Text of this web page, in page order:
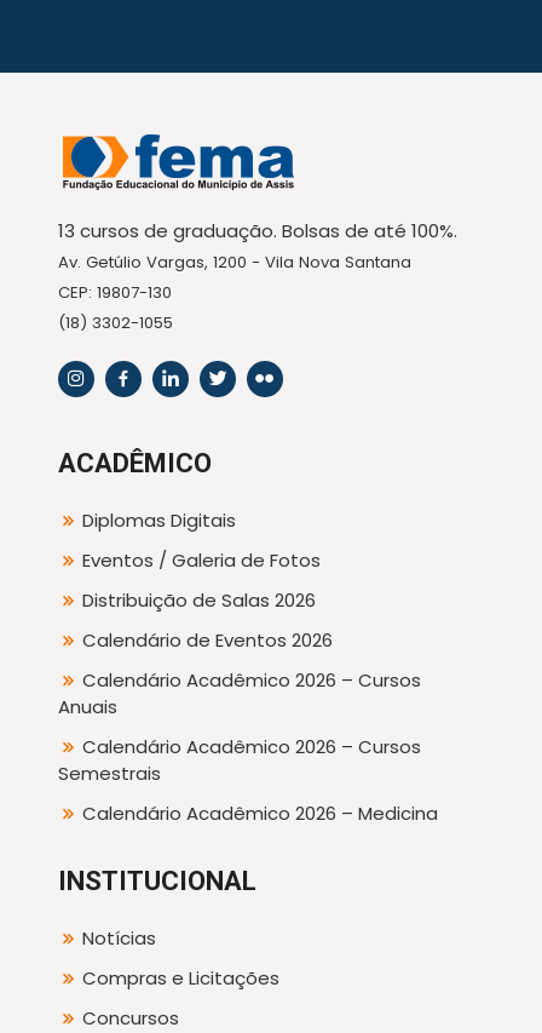
13 cursos de graduação. Bolsas de até 100%.
Av. Getúlio Vargas, 1200 - Vila Nova Santana
CEP: 19807-130
(18) 3302-1055
ACADÊMICO
Diplomas Digitais
Eventos / Galeria de Fotos
Distribuição de Salas 2026
Calendário de Eventos 2026
Calendário Acadêmico 2026 – Cursos
Anuais
Calendário Acadêmico 2026 – Cursos
Semestrais
Calendário Acadêmico 2026 – Medicina
INSTITUCIONAL
Notícias
Compras e Licitações
Concursos